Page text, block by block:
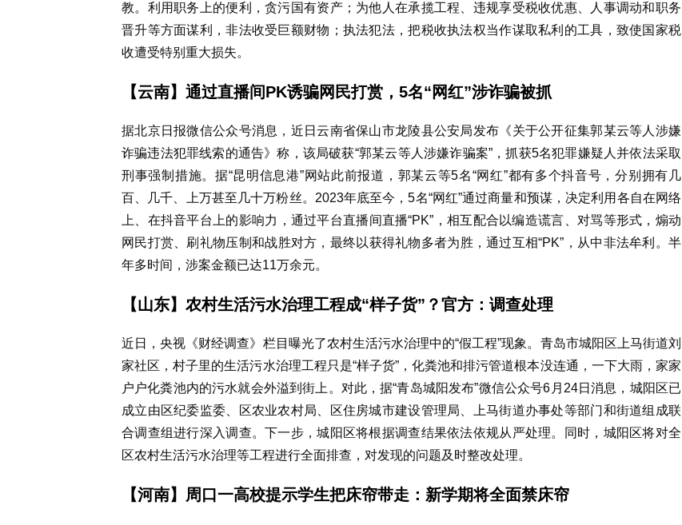
教。利用职务上的便利，贪污国有资产；为他人在承揽工程、违规享受税收优惠、人事调动和职务
晋升等方面谋利，非法收受巨额财物；执法犯法，把税收执法权当作谋取私利的工具，致使国家税
收遭受特别重大损失。
【云南】 通过直播间PK诱骗网民打赏，5名“网红”涉诈骗被抓
据北京日报微信公众号消息，近日云南省保山市龙陵县公安局发布《关于公开征集郭某云等人涉嫌
诈骗违法犯罪线索的通告》称，该局破获“郭某云等人涉嫌诈骗案”，抓获5名犯罪嫌疑人并依法采取
刑事强制措施。据“昆明信息港”网站此前报道，郭某云等5名“网红”都有多个抖音号，分别拥有几
百、几千、上万甚至几十万粉丝。2023年底至今，5名“网红”通过商量和预谋，决定利用各自在网络
上、在抖音平台上的影响力，通过平台直播间直播“PK”，相互配合以编造谎言、对骂等形式，煽动
网民打赏、刷礼物压制和战胜对方，最终以获得礼物多者为胜，通过互相“PK”，从中非法牟利。半
年多时间，涉案金额已达11万余元。
【山东】 农村生活污水治理工程成“样子货”？官方：调查处理
近日，央视《财经调查》栏目曝光了农村生活污水治理中的“假工程”现象。青岛市城阳区上马街道刘
家社区，村子里的生活污水治理工程只是“样子货”，化粪池和排污管道根本没连通，一下大雨，家家
户户化粪池内的污水就会外溢到街上。对此，据“青岛城阳发布”微信公众号6月24日消息，城阳区已
成立由区纪委监委、区农业农村局、区住房城市建设管理局、上马街道办事处等部门和街道组成联
合调查组进行深入调查。下一步，城阳区将根据调查结果依法依规从严处理。同时，城阳区将对全
区农村生活污水治理等工程进行全面排查，对发现的问题及时整改处理。
【河南】周口一高校提示学生把床帘带走：新学期将全面禁床帘